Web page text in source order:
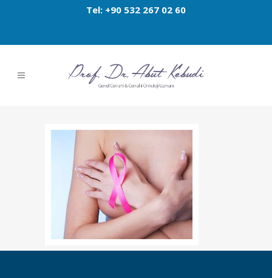
Tel: +90 532 267 02 60